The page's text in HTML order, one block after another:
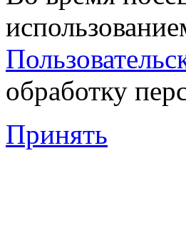
обработку
Принять